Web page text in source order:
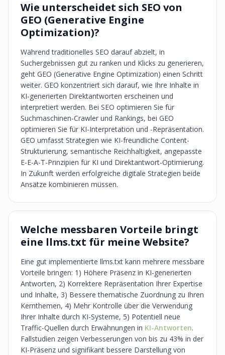
Wie unterscheidet sich SEO von
GEO (Generative Engine
Optimization)?
Während traditionelles SEO darauf abzielt, in
Suchergebnissen gut zu ranken und Klicks zu generieren,
geht GEO (Generative Engine Optimization) einen Schritt
weiter. GEO konzentriert sich darauf, wie Ihre Inhalte in
KI-generierten Direktantworten erscheinen und
interpretiert werden. Bei SEO optimieren Sie für
Suchmaschinen-Crawler und Rankings, bei GEO
optimieren Sie für KI-Interpretation und -Repräsentation.
GEO umfasst Strategien wie KI-freundliche Content-
Strukturierung, semantische Reichhaltigkeit, angepasste
E-E-A-T-Prinzipien für KI und Direktantwort-Optimierung.
In Zukunft werden erfolgreiche digitale Strategien beide
Ansätze kombinieren müssen.
Welche messbaren Vorteile bringt
eine llms.txt für meine Website?
Eine gut implementierte llms.txt kann mehrere messbare
Vorteile bringen: 1) Höhere Präsenz in KI-generierten
Antworten, 2) Korrektere Repräsentation Ihrer Expertise
und Inhalte, 3) Bessere thematische Zuordnung zu Ihren
Kernthemen, 4) Mehr Kontrolle über die Verwendung
Ihrer Inhalte durch KI-Systeme, 5) Potentiell neue
Traffic-Quellen durch Erwähnungen in KI-Antworten.
Fallstudien zeigen Verbesserungen von bis zu 43% in der
KI-Präsenz und signifikant bessere Darstellung von